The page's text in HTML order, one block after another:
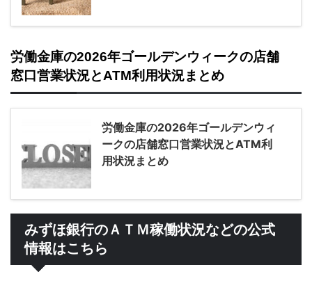
労働金庫の2026年ゴールデンウィークの店舗
窓口営業状況とATM利用状況まとめ
労働金庫の2026年ゴールデンウィ
ークの店舗窓口営業状況とATM利
用状況まとめ
みずほ銀行のＡＴＭ稼働状況などの公式
情報はこちら